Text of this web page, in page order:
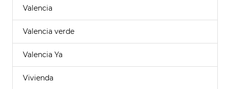
Valencia
Valencia verde
Valencia Ya
Vivienda